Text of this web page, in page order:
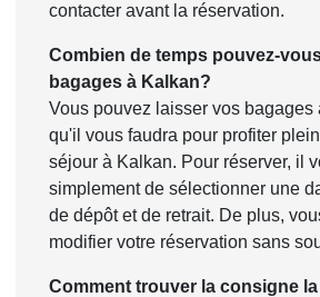
contacter avant la réservation.
Combien de temps pouvez-
bagages à Kalkan?
Vous pouvez laisser vos bagages
qu'il vous faudra pour profiter
séjour à Kalkan. Pour réserver, il
simplement de sélectionner une
de dépôt et de retrait. De plus,
modifier votre réservation sans
Comment trouver la consigne